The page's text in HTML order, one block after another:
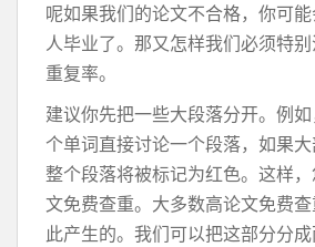
呢如果我们的论文不合格，你可
人毕业了。那又怎样我们必须特
重复率。
建议你先把一些大段落分开。例
个单词直接讨论一个段落，如果大
整个段落将被标记为红色。这样
文免费查重。大多数高论文免费
此产生的。我们可以把这部分分